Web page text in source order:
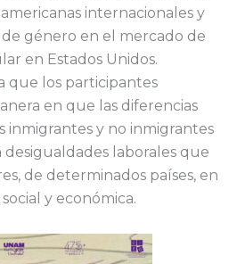
internacionales y
de género en el mercado de
en Estados Unidos.
que los participantes
en que las diferencias
inmigrantes y no inmigrantes
laborales que
de determinados países, en
y económica.